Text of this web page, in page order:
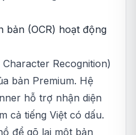
bản (OCR) hoạt động
Recognition)
bản Premium. Hệ
hỗ trợ nhận diện
cả tiếng Việt có dấu.
để gõ lại một bản